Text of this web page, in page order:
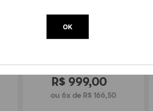
R$ 999,00
ou 6x de R$ 166,50
OK